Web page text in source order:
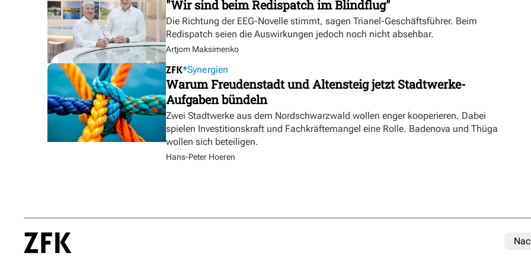
"Wir sind beim Redispatch im Blindflug"
Die Richtung der EEG-Novelle stimmt, sagen Trianel-Geschäftsführer. Beim
Redispatch seien die Auswirkungen jedoch noch nicht absehbar.
Artjom Maksimenko
Synergien
Warum Freudenstadt und Altensteig jetzt Stadtwerke-
Aufgaben bündeln
Zwei Stadtwerke aus dem Nordschwarzwald wollen enger kooperieren. Dabei
spielen Investitionskraft und Fachkräftemangel eine Rolle. Badenova und Thüga
wollen sich beteiligen.
Hans-Peter Hoeren